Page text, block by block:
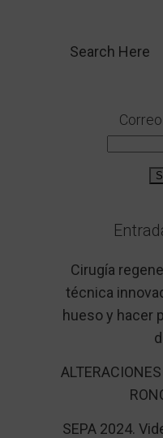
Cirugía
técnica
hueso y hacer
SEPA 2024.